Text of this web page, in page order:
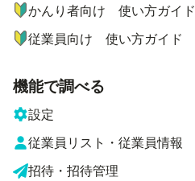
かんり者向け 使い方ガイド
従業員向け 使い方ガイド
機能で調べる
設定
従業員リスト・従業員情報
招待・招待管理